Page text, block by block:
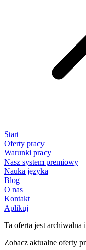
Start
Oferty pracy
Warunki pracy
Nasz system premiowy
Nauka języka
Blog
O nas
Kontakt
Aplikuj
Ta oferta jest archiwalna
Zobacz aktualne oferty